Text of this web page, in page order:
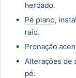
herdado.
Pé plano,
raio.
Pronação
Alterações de
pé.